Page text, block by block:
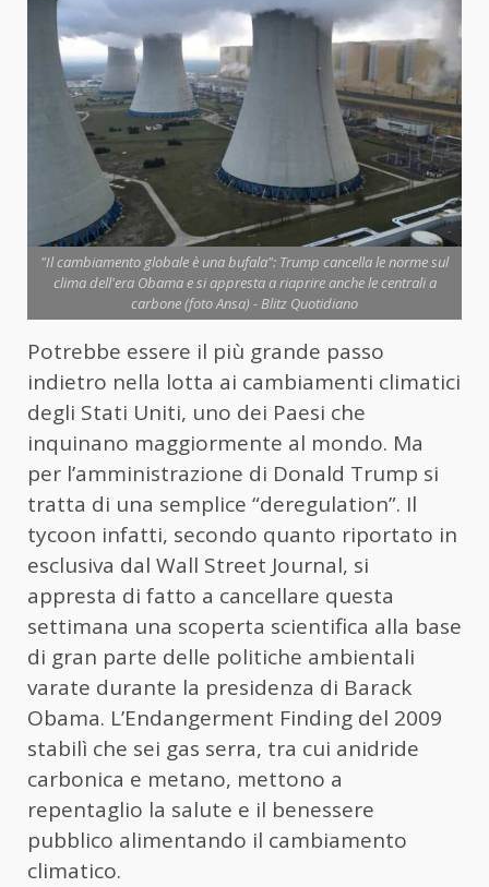
"Il cambiamento globale è una bufala": Trump cancella le norme sul
clima dell'era Obama e si appresta a riaprire anche le centrali a
carbone (foto Ansa) - Blitz Quotidiano
Potrebbe essere il più grande passo
indietro nella lotta ai cambiamenti climatici
degli Stati Uniti, uno dei Paesi che
inquinano maggiormente al mondo. Ma
per l’amministrazione di Donald Trump si
tratta di una semplice “deregulation”. Il
tycoon infatti, secondo quanto riportato in
esclusiva dal Wall Street Journal, si
appresta di fatto a cancellare questa
settimana una scoperta scientifica alla base
di gran parte delle politiche ambientali
varate durante la presidenza di Barack
Obama. L’Endangerment Finding del 2009
stabilì che sei gas serra, tra cui anidride
carbonica e metano, mettono a
repentaglio la salute e il benessere
pubblico alimentando il cambiamento
climatico.